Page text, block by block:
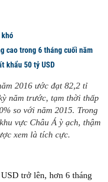
khó
cao trong 6 tháng cuối năm
khẩu 50 tỷ USD
2016 ước đạt 82,2 tỉ
năm trước, tạm thời thấp
so với năm 2015. Trong
vực Châu Á ỳ ạch, thậm
xem là tích cực.
trở lên, hơn 6 tháng